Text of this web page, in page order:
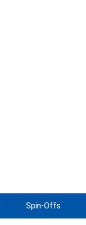
Spin-Offs